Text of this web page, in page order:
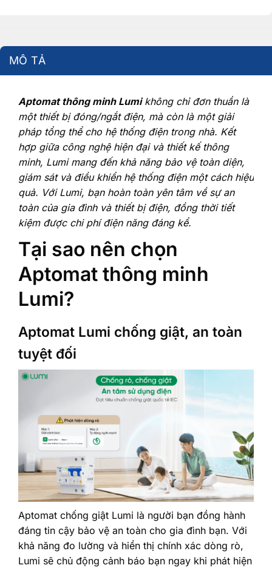
MÔ TẢ
Aptomat thông minh Lumikhông chỉ đơn thuần là
một thiết bị đóng/ngắt điện, mà còn là một giải
pháp tổng thể cho hệ thống điện trong nhà. Kết
hợp giữa công nghệ hiện đại và thiết kế thông
minh, Lumi mang đến khả năng bảo vệ toàn diện,
giám sát và điều khiển hệ thống điện một cách hiệu
quả. Với Lumi, bạn hoàn toàn yên tâm về sự an
toàn của gia đình và thiết bị điện, đồng thời tiết
kiệm được chi phí điện năng đáng kể.
Tại sao nên chọn
Aptomat thông minh
Lumi?
Aptomat Lumi chống giật, an toàn
tuyệt đối
Aptomat chống giật Lumi là người bạn đồng hành
đáng tin cậy bảo vệ an toàn cho gia đình bạn. Với
khả năng đo lường và hiển thị chính xác dòng rò,
Lumi sẽ chủ động cảnh báo bạn ngay khi phát hiện